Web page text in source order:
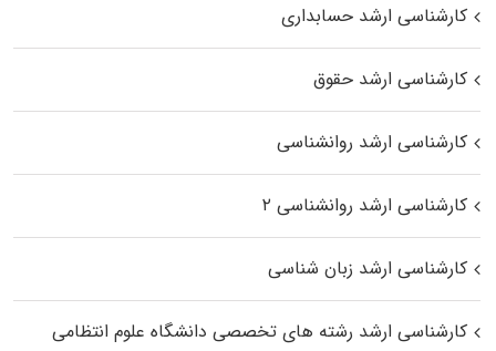
کارشناسی ارشد حسابداری
کارشناسی ارشد حقوق
کارشناسی ارشد روانشناسی
کارشناسی ارشد روانشناسی ۲
کارشناسی ارشد زبان شناسی
کارشناسی ارشد رﺷﺘﻪ ﻫﺎی تخصصی داﻧﺸﮕﺎه ﻋﻠﻮم انتظامی